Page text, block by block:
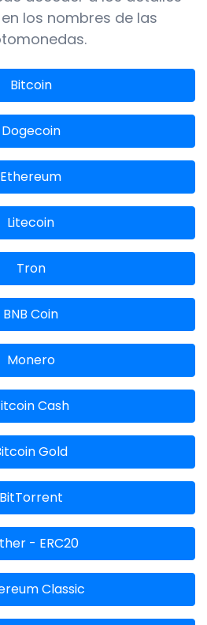
los nombres de las
Bitcoin
Dogecoin
Ethereum
Litecoin
Tron
BNB Coin
Monero
Cash
Gold
BitTorrent
- ERC20
Classic